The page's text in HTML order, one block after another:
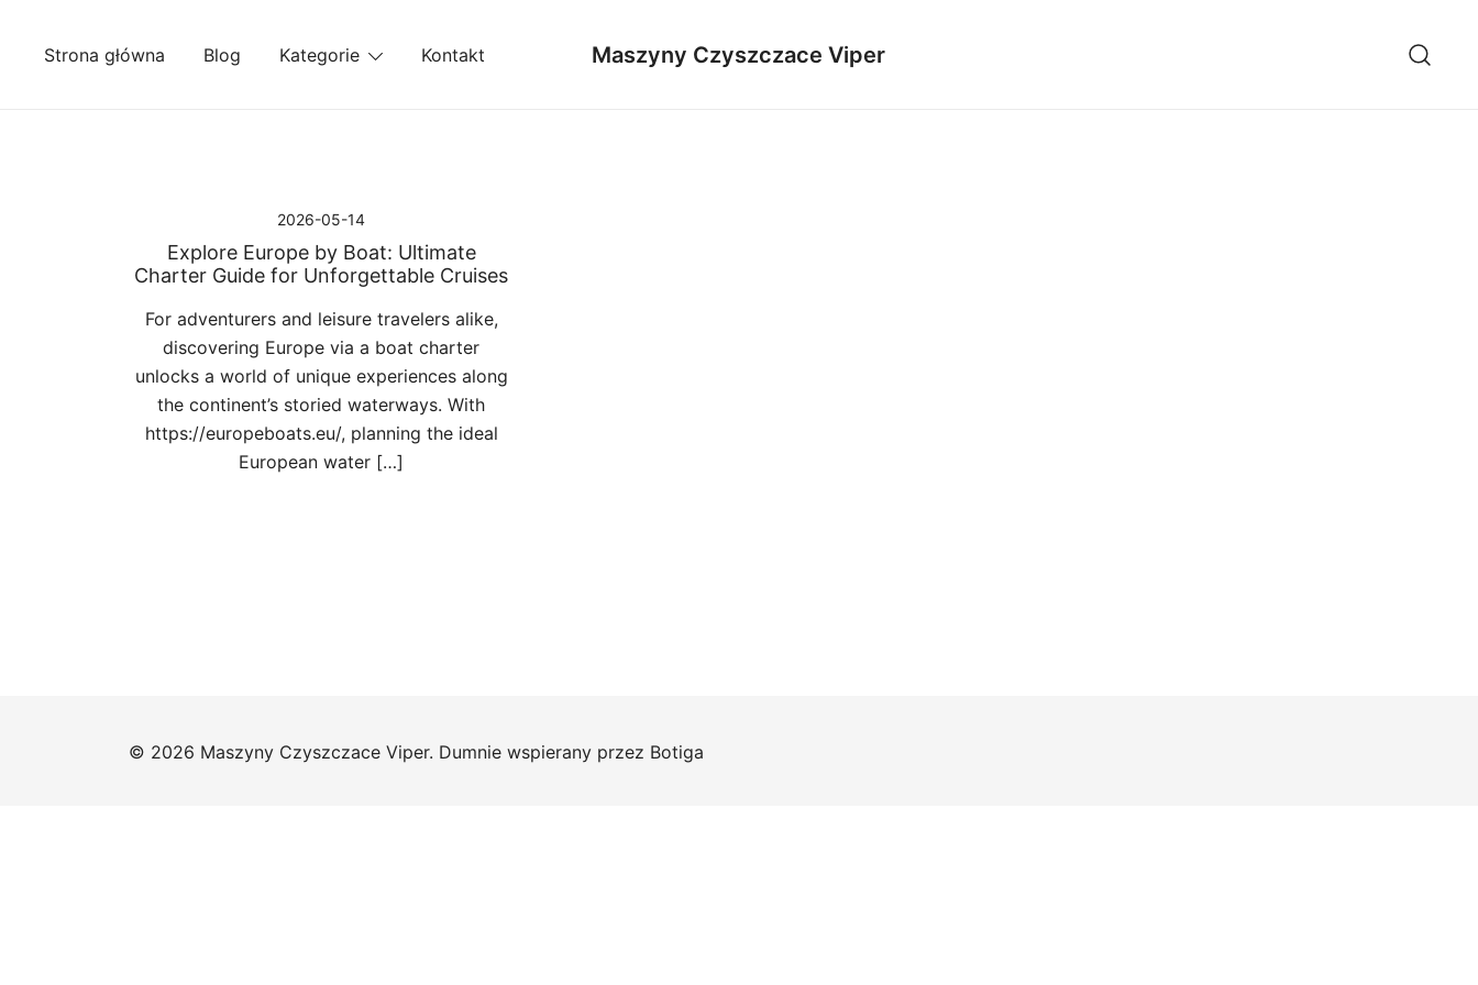
Strona główna Blog Kategorie Kontakt Maszyny Czyszczace Viper
2026-05-14
Explore Europe by Boat: Ultimate
Charter Guide for Unforgettable Cruises
For adventurers and leisure travelers alike,
discovering Europe via a boat charter
unlocks a world of unique experiences along
the continent’s storied waterways. With
https://europeboats.eu/, planning the ideal
European water […]
© 2026 Maszyny Czyszczace Viper. Dumnie wspierany przez Botiga